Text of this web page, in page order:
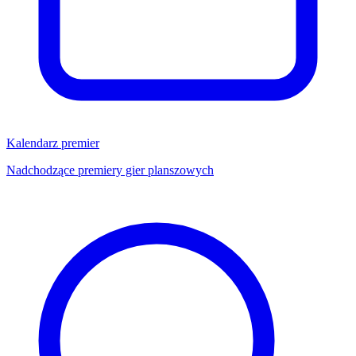
Kalendarz premier
Nadchodzące premiery gier planszowych